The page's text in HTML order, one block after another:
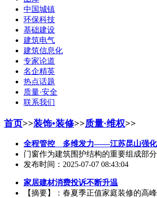
中国城镇
环保科技
基础建设
建筑电气
建筑信息化
专家论道
名企精英
热点话题
质量·安全
联系我们
首页>>装饰•装修>>质量·维权>>
全程管控 多维发力——江苏昆山强化
门窗作为建筑围护结构的重要组成部
发布时间：2025-07-07 08:43:04
家居建材消费投诉不断升温
【摘要】：春夏季正值家庭装修的高